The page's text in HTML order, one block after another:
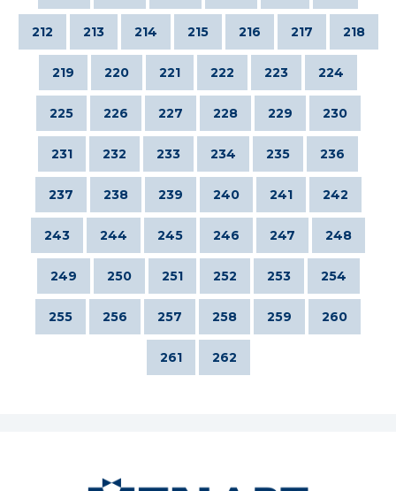
212 213 214 215 216 217 218
219 220 221 222 223 224
225 226 227 228 229 230
231 232 233 234 235 236
237 238 239 240 241 242
243 244 245 246 247 248
249 250 251 252 253 254
255 256 257 258 259 260
261 262